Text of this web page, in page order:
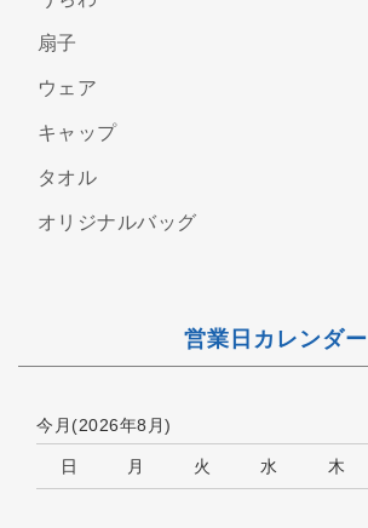
扇子
ウェア
キャップ
タオル
オリジナルバッグ
営業日カレンダー
今月(2026年8月)
日 月 火 水 木